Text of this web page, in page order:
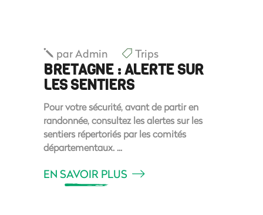
parAdmin Trips
BRETAGNE : ALERTE SUR
LES SENTIERS
Pour votre sécurité, avant de partir en
randonnée, consultez les alertes sur les
sentiers répertoriés par les comités
départementaux.
EN SAVOIR PLUS